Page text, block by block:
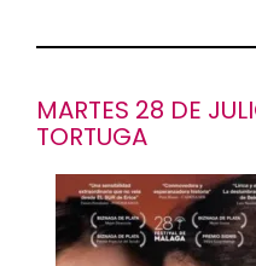
MARTES 28 DE
TORTUGA